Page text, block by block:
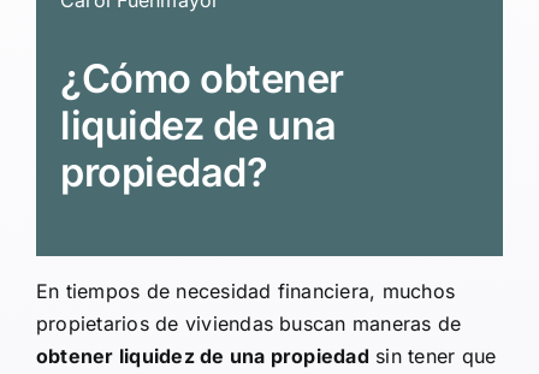
¿Cómo obtener
liquidez de una
propiedad?
En tiempos de necesidad financiera, muchos
propietarios de viviendas buscan maneras de
obtener liquidez de una propiedad sin tener que